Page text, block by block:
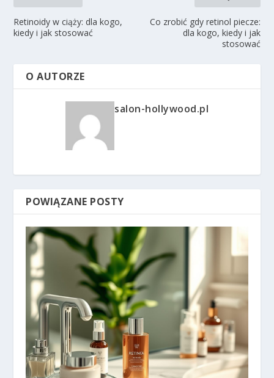
Retinoidy w ciąży: dla kogo,
kiedy i jak stosować
Co zrobić gdy retinol piecze:
dla kogo, kiedy i jak
stosować
O AUTORZE
salon-hollywood.pl
POWIĄZANE POSTY